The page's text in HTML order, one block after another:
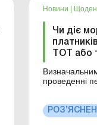
Новини
Чи діє
ТОТ або
проведенні
XX ПКУ.
за темою: Опубліковано перелік ТОТ і